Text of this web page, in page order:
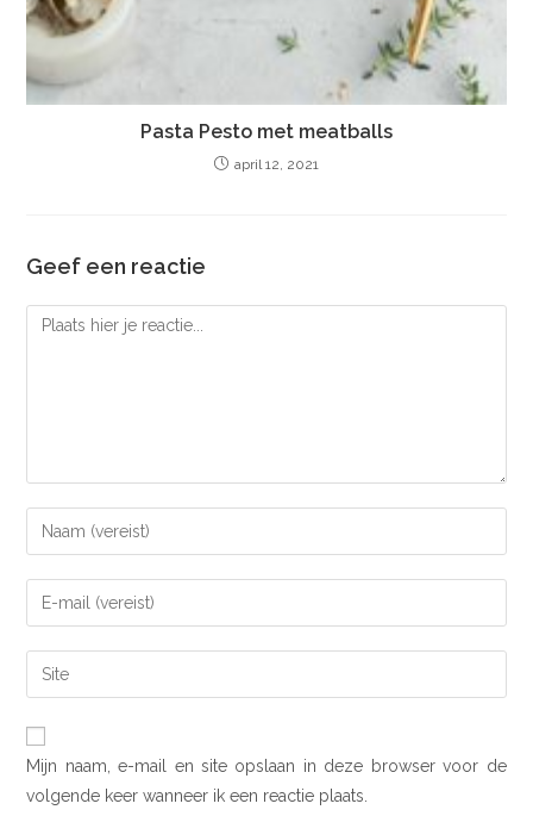
Pasta Pesto met meatballs
april 12, 2021
Geef een reactie
Mijn naam, e-mail en site opslaan in deze browser voor de
volgende keer wanneer ik een reactie plaats.